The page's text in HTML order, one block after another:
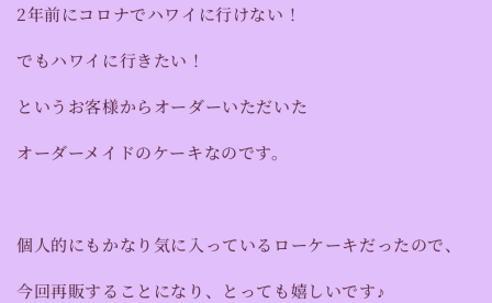
2年前にコロナでハワイに行けない！
でもハワイに行きたい！
というお客様からオーダーいただいた
オーダーメイドのケーキなのです。
個人的にもかなり気に入っているローケーキだったので、
今回再販することになり、とっても嬉しいです♪